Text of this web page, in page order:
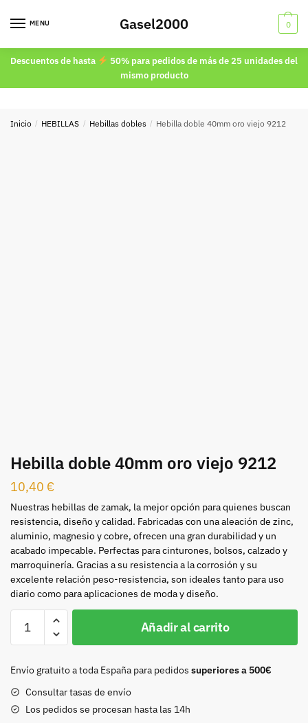
MENU Gasel2000 0
Descuentos de hasta
50% para pedidos de más de 25 unidades del
mismo producto
Inicio / HEBILLAS / Hebillas dobles / Hebilla doble 40mm oro viejo 9212
Hebilla doble 40mm oro viejo 9212
10,40 €
Nuestras hebillas de zamak, la mejor opción para quienes buscan
resistencia, diseño y calidad. Fabricadas con una aleación de zinc,
aluminio, magnesio y cobre, ofrecen una gran durabilidad y un
acabado impecable. Perfectas para cinturones, bolsos, calzado y
marroquinería. Gracias a su resistencia a la corrosión y su
excelente relación peso-resistencia, son ideales tanto para uso
diario como para aplicaciones de moda y diseño.
doble
oro
9212
cantidad
Añadir al carrito
Envío gratuito a toda España para pedidos superiores a 500€
Consultar tasas de envío
Los pedidos se procesan hasta las 14h